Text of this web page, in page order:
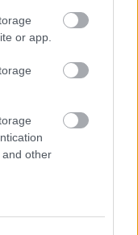
or app.
other
ápolók
és az